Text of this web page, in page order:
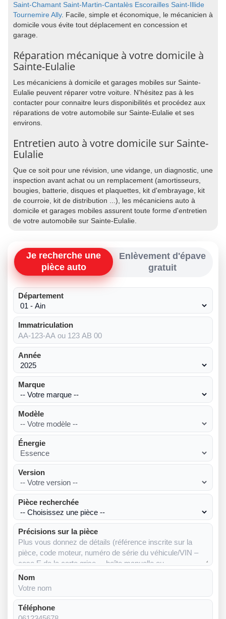
Saint-Chamant Saint-Martin-Cantalès Escorailles Saint-Illide
Tournemire Ally. Facile, simple et économique, le mécanicien à
domicile vous évite tout déplacement en concession et
garage.
Réparation mécanique à votre domicile à
Sainte-Eulalie
Les mécaniciens à domicile et garages mobiles sur Sainte-
Eulalie peuvent réparer votre voiture. N'hésitez pas à les
contacter pour connaitre leurs disponibilités et procédez aux
réparations de votre automobile sur Sainte-Eulalie et ses
environs.
Entretien auto à votre domicile sur Sainte-
Eulalie
Que ce soit pour une révision, une vidange, un diagnostic, une
inspection avant achat ou un remplacement (amortisseurs,
bougies, batterie, disques et plaquettes, kit d'embrayage, kit
de courroie, kit de distribution ...), les mécaniciens auto à
domicile et garages mobiles assurent toute forme d'entretien
de votre automobile sur Sainte-Eulalie.
Je recherche une
pièce auto
Enlèvement d'épave
gratuit
Département
Immatriculation
Année
Marque
Modèle
Énergie
Version
Pièce recherchée
Précisions sur la pièce
Nom
Téléphone